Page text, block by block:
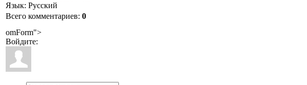
Язык: Русский
Всего комментариев: 0
omForm">
Войдите: